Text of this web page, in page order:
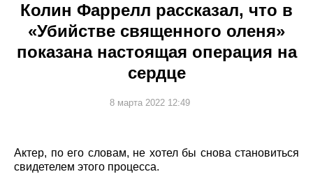
Колин Фаррелл рассказал, что в
«Убийстве священного оленя»
показана настоящая операция на
сердце
8 марта 2022 12:49
Актер, по его словам, не хотел бы снова становиться
свидетелем этого процесса.